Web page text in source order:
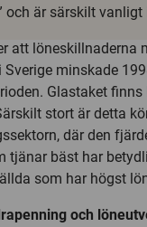
och är särskilt
att löneskillnaderna
minskade
Glastaket
stort är detta
där den
tjänar bäst har
som har högst
och